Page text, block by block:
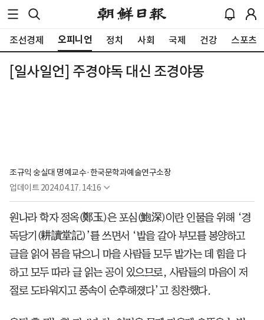
조선경제 오피니언 정치 사회 국제 건강 스포츠
[일사일언] 주경야독 대신 조경야몽
조규익 숭실대 명예교수·한국문학과예술연구소장
업데이트 2024.04.17. 14:16
원나라 학자 정옥(鄭玉)은 포심(鮑深)이란 인물을 위해 ‘경
독당기(耕讀堂記)’를 쓰면서 ‘밭을 갈아 부모를 봉양하고
글을 읽어 몸을 닦으니 마을 사람들 모두 밭가는 데 힘을 다
하고 모두 따라 글 읽는 공이 있으므로, 사람들의 마음이 저
절로 도타워지고 풍속이 순후해졌다’고 칭찬했다.